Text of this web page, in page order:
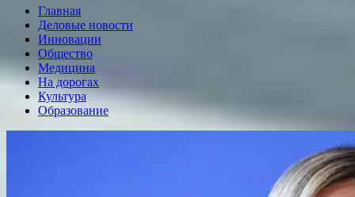
Главная
Деловые новости
Инновации
Общество
Медицина
На дорогах
Культура
Образование